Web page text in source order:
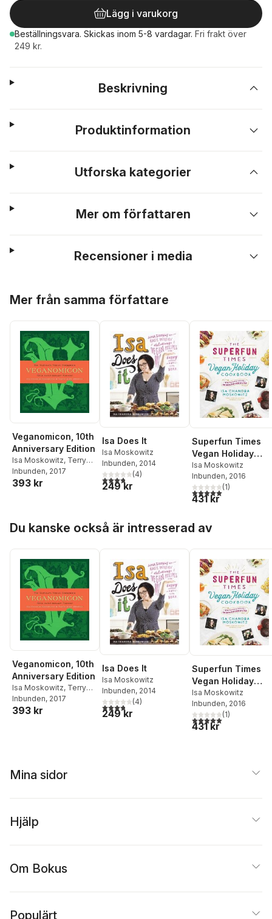
Lägg i varukorg
Beställningsvara. Skickas inom 5-8 vardagar. Fri frakt över
249 kr.
Beskrivning
Produktinformation
Utforska kategorier
Mer om författaren
Recensioner i media
Mer från samma författare
Veganomicon, 10th
Anniversary Edition
Isa Moskowitz, Terry
Romero
Inbunden, 2017
393 kr
Isa Does It
Isa Moskowitz
Inbunden, 2014
3,8utav 5 stjärnor. Totalt antal röster:
(4)
249 kr
Superfun Times
Vegan Holiday
Cookbook
Isa Moskowitz
Inbunden, 2016
5,0utav 5 stjärnor.
(1)
431 kr
Du kanske också är intresserad av
Veganomicon, 10th
Anniversary Edition
Isa Moskowitz, Terry
Romero
Inbunden, 2017
393 kr
Isa Does It
Isa Moskowitz
Inbunden, 2014
3,8utav 5 stjärnor. Totalt antal röster:
(4)
249 kr
Superfun Times
Vegan Holiday
Cookbook
Isa Moskowitz
Inbunden, 2016
5,0utav 5 stjärnor.
(1)
431 kr
Mina sidor
Hjälp
Om Bokus
Populärt